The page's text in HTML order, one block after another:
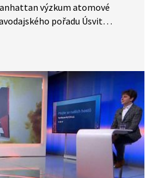
výzkum atomové
pořadu Úsvit
byl průměrný věk personálu
naprostý luxus.